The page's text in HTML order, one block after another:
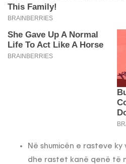
Në shumicën e rasteve
dhe rastet kanë qenë të